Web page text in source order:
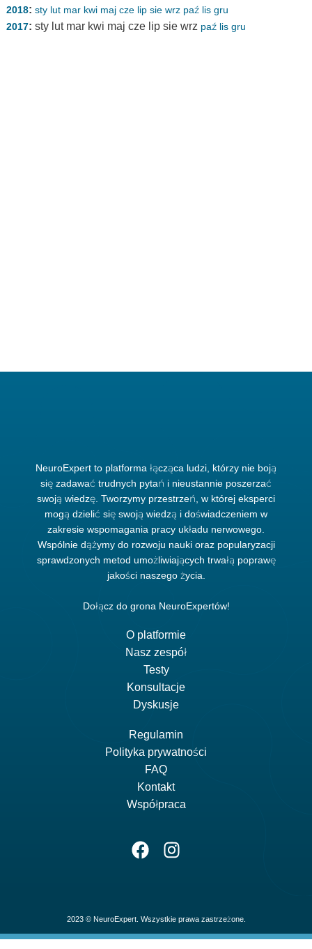
2018: sty lut mar kwi maj cze lip sie wrz paź lis gru
2017: sty lut mar kwi maj cze lip sie wrz paź lis gru
NeuroExpert to platforma łącząca ludzi, którzy nie boją
się zadawać trudnych pytań i nieustannie poszerzać
swoją wiedzę. Tworzymy przestrzeń, w której eksperci
mogą dzielić się swoją wiedzą i doświadczeniem w
zakresie wspomagania pracy układu nerwowego.
Wspólnie dążymy do rozwoju nauki oraz popularyzacji
sprawdzonych metod umożliwiających trwałą poprawę
jakości naszego życia.
Dołącz do grona NeuroExpertów!
O platformie
Nasz zespół
Testy
Konsultacje
Dyskusje
Regulamin
Polityka prywatności
FAQ
Kontakt
Współpraca
2023 © NeuroExpert. Wszystkie prawa zastrzeżone.